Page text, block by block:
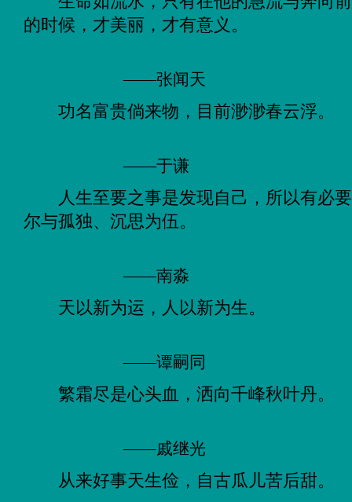
的时候，才美丽，才有意义。
——张闻天
功名富贵倘来物，目前渺渺春云浮。
——于谦
人生至要之事是发现自己，所以有必
尔与孤独、沉思为伍。
——南淼
天以新为运，人以新为生。
——谭嗣同
繁霜尽是心头血，洒向千峰秋叶丹。
——戚继光
从来好事天生俭，自古瓜儿苦后甜。